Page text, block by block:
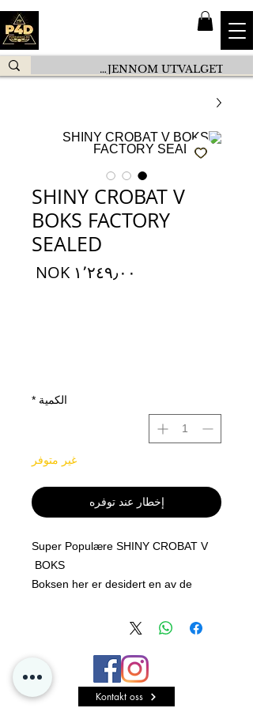
SHINY CROBAT V
BOKS FACTORY
SEALED
الكمية *
غير متوفر
إخطار عند توفره
Super Populære SHINY CROBAT V
BOKS
Boksen her er desidert en av de
med super mye hits i en liten boks.
Boksen selger allerede på ebay for
godt over 130 dollar. Så kommer
Kontakt oss